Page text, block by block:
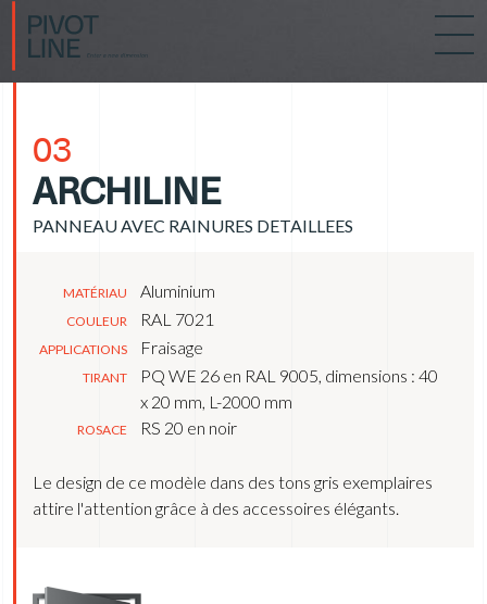
03
ARCHILINE
PANNEAU AVEC RAINURES DETAILLEES
MATÉRIAU Aluminium
COULEUR RAL 7021
APPLICATIONS Fraisage
TIRANT
PQ WE 26 en RAL 9005, dimensions : 40
x 20 mm, L-2000 mm
ROSACE RS 20 en noir
Le design de ce modèle dans des tons gris exemplaires
attire l'attention grâce à des accessoires élégants.